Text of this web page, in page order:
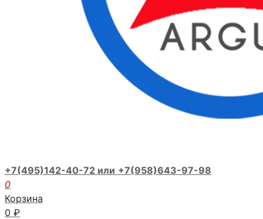
+7(495)142-40-72 или +7(958)643-97-98
0
Корзина
0 ₽